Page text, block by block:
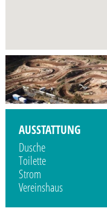
AUSSTATTUNG
Dusche
Toilette
Strom
Vereinshaus